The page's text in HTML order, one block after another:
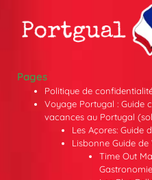
Pages
Politique de
Voyage Portugal : Guide
vacances au Portugal
Les Açores: Guide
Lisbonne Guide
Time Out